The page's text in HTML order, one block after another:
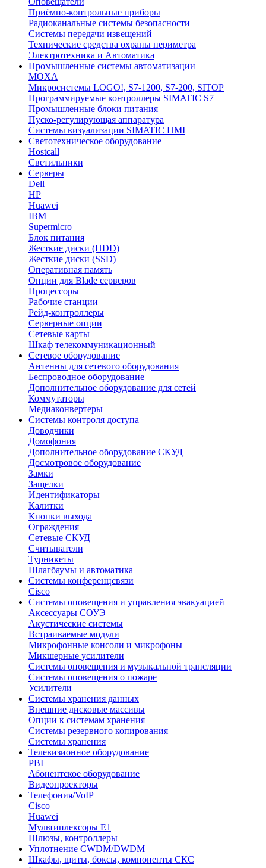
Приёмно-контрольные приборы
Радиоканальные системы безопасности
Системы передачи извещений
Технические средства охраны периметра
Электротехника и Автоматика
Промышленные системы автоматизации
MOXA
Микросистемы LOGO!, S7-1200, S7-200, SITOP
Программируемые контроллеры SIMATIC S7
Промышленные блоки питания
Пуско-регулирующая аппаратура
Системы визуализации SIMATIC HMI
Светотехническое оборудование
Hostcall
Светильники
Серверы
Dell
HP
Huawei
IBM
Supermicro
Блок питания
Жесткие диски (HDD)
Жесткие диски (SSD)
Оперативная память
Опции для Blade серверов
Процессоры
Рабочие станции
Рейд-контроллеры
Серверные опции
Сетевые карты
Шкаф телекоммуникационный
Сетевое оборудование
Антенны для сетевого оборудования
Беспроводное оборудование
Дополнительное оборудование для сетей
Коммутаторы
Медиаконвертеры
Системы контроля доступа
Доводчики
Домофония
Дополнительное оборудование СКУД
Досмотровое оборудование
Замки
Защелки
Идентификаторы
Калитки
Кнопки выхода
Ограждения
Сетевые СКУД
Считыватели
Турникеты
Шлагбаумы и автоматика
Системы конференцсвязи
Cisco
Системы оповещения и управления эвакуацией
Аксессуары СОУЭ
Акустические системы
Встраиваемые модули
Микрофонные консоли и микрофоны
Микшерные усилители
Системы оповещения и музыкальной трансляции
Системы оповещения о пожаре
Усилители
Системы хранения данных
Внешние дисковые массивы
Опции к системам хранения
Системы резервного копирования
Системы хранения
Телевизионное оборудование
PBI
Абонентское оборудование
Видеопроекторы
Телефония/VoIP
Cisco
Huawei
Мультиплексоры E1
Шлюзы, контроллеры
Уплотнение CWDM/DWDM
Шкафы, щиты, боксы, компоненты СКС